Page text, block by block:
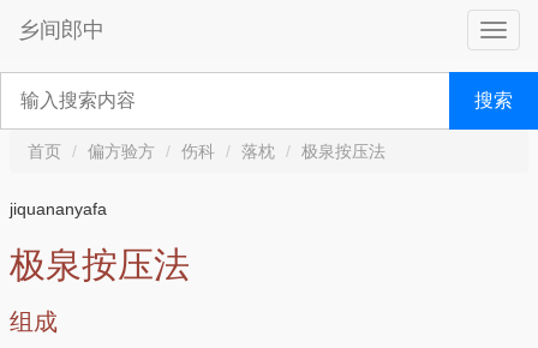
乡间郎中
搜索
首页 偏方验方 伤科 落枕 极泉按压法
jiquananyafa
极泉按压法
组成